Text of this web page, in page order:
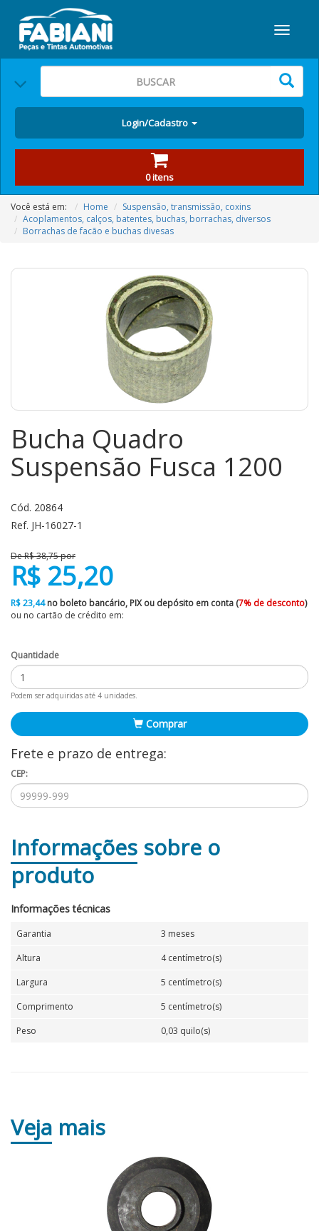
Login/Cadastro
0 itens
Você está em: Home
Suspensão, transmissão, coxins
Acoplamentos, calços, batentes, buchas, borrachas, diversos
Borrachas de facão e buchas divesas
Bucha Quadro
Suspensão Fusca 1200
Cód. 20864
Ref. JH-16027-1
De R$ 38,75 por
R$ 25,20
R$ 23,44no boleto bancário, PIX ou depósito em conta (7% de desconto)
ou no cartão de crédito em:
Quantidade
Podem ser adquiridas até 4 unidades.
Comprar
Frete e prazo de entrega:
CEP:
Informações sobre o
produto
Informações técnicas
Garantia
3 meses
Altura
4 centímetro(s)
Largura
5 centímetro(s)
Comprimento
5 centímetro(s)
Peso
0,03 quilo(s)
Veja mais